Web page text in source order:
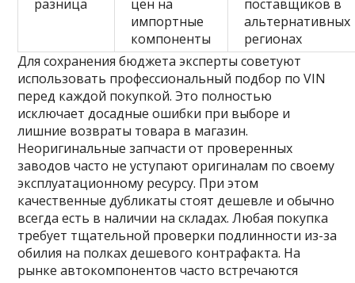
разница
цен на
импортные
компоненты
поставщиков в
альтернативных
регионах
Для сохранения бюджета эксперты советуют
использовать профессиональный подбор по VIN
перед каждой покупкой. Это полностью
исключает досадные ошибки при выборе и
лишние возвраты товара в магазин.
Неоригинальные запчасти от проверенных
заводов часто не уступают оригиналам по своему
эксплуатационному ресурсу. При этом
качественные дубликаты стоят дешевле и обычно
всегда есть в наличии на складах. Любая покупка
требует тщательной проверки подлинности из-за
обилия на полках дешевого контрафакта. На
рынке автокомпонентов часто встречаются